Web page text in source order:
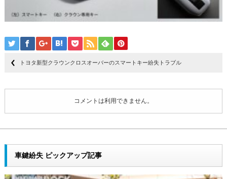
トヨタ新型クラウンクロスオーバーのスマートキー紛失トラブル
コメントは利用できません。
車鍵紛失 ピックアップ記事